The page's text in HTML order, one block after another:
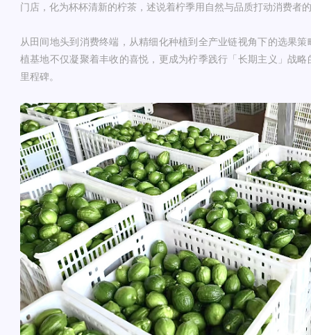
门店，化为杯杯清新的柠茶，述说着柠季用自然与品质打动消费者
从田间地头到消费终端，从精细化种植到全产业链视角下的选果
植基地不仅凝聚着丰收的喜悦，更成为柠季践行「长期主义」战
里程碑。